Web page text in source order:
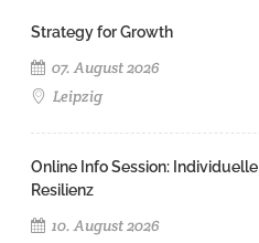
Strategy for Growth
07. August 2026
Leipzig
Online Info Session: Individuelle
Resilienz
10. August 2026